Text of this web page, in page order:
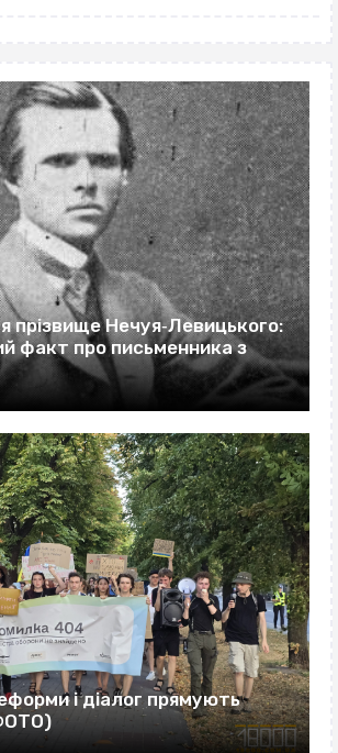
прізвище Нечуя‐Левицького:
факт про письменника з
і діалог прямують